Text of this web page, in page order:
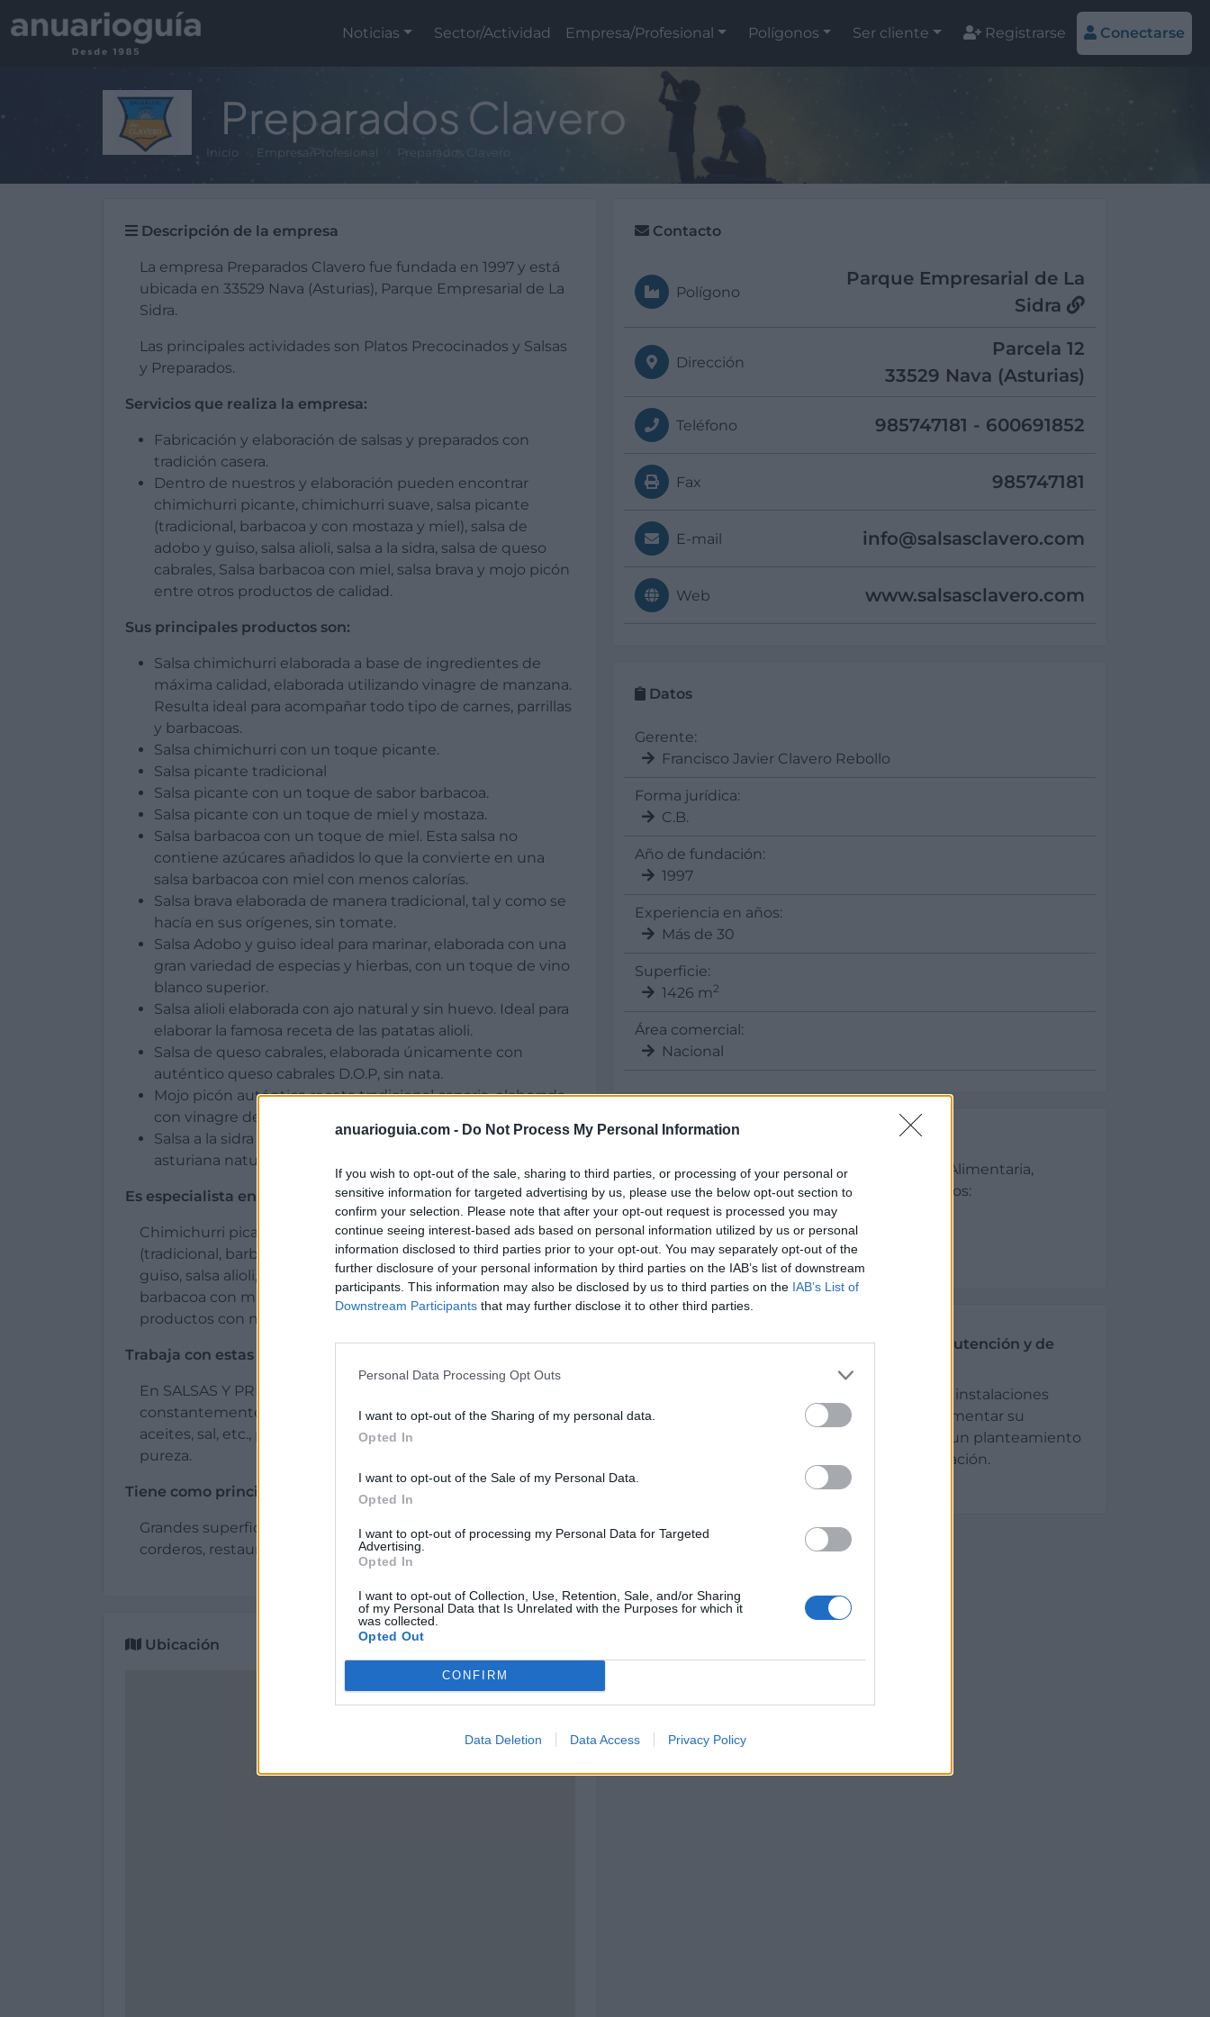
anuarioguia.com - Do Not Process My Personal Information
If you wish to opt-out of the sale, sharing to third parties, or processing of your personal or
sensitive information for targeted advertising by us, please use the below opt-out section to
confirm your selection. Please note that after your opt-out request is processed you may
continue seeing interest-based ads based on personal information utilized by us or personal
information disclosed to third parties prior to your opt-out. You may separately opt-out of the
further disclosure of your personal information by third parties on the IAB’s list of downstream
participants. This information may also be disclosed by us to third parties on the IAB’s List of
Downstream Participants that may further disclose it to other third parties.
Personal Data Processing Opt Outs
I want to opt-out of the Sharing of my personal data.
Opted In
I want to opt-out of the Sale of my Personal Data.
Opted In
I want to opt-out of processing my Personal Data for Targeted
Advertising.
Opted In
I want to opt-out of Collection, Use, Retention, Sale, and/or Sharing
of my Personal Data that Is Unrelated with the Purposes for which it
was collected.
Opted Out
CONFIRM
Data Deletion Data Access Privacy Policy
Noticias Sector/Actividad Empresa/Profesional Polígonos Ser cliente Registrarse Conectarse
Preparados Clavero
Inicio Empresa/Profesional Preparados Clavero
Descripción de la empresa
La empresa Preparados Clavero fue fundada en 1997 y está
ubicada en 33529 Nava (Asturias), Parque Empresarial de La
Sidra.
Las principales actividades son Platos Precocinados y Salsas
y Preparados.
Servicios que realiza la empresa:
Fabricación y elaboración de salsas y preparados con
tradición casera.
Dentro de nuestros y elaboración pueden encontrar
chimichurri picante, chimichurri suave, salsa picante
(tradicional, barbacoa y con mostaza y miel), salsa de
adobo y guiso, salsa alioli, salsa a la sidra, salsa de queso
cabrales, Salsa barbacoa con miel, salsa brava y mojo picón
entre otros productos de calidad.
Sus principales productos son:
Salsa chimichurri elaborada a base de ingredientes de
máxima calidad, elaborada utilizando vinagre de manzana.
Resulta ideal para acompañar todo tipo de carnes, parrillas
y barbacoas.
Salsa chimichurri con un toque picante.
Salsa picante tradicional
Salsa picante con un toque de sabor barbacoa.
Salsa picante con un toque de miel y mostaza.
Salsa barbacoa con un toque de miel. Esta salsa no
contiene azúcares añadidos lo que la convierte en una
salsa barbacoa con miel con menos calorías.
Salsa brava elaborada de manera tradicional, tal y como se
hacía en sus orígenes, sin tomate.
Salsa Adobo y guiso ideal para marinar, elaborada con una
gran variedad de especias y hierbas, con un toque de vino
blanco superior.
Salsa alioli elaborada con ajo natural y sin huevo. Ideal para
elaborar la famosa receta de las patatas alioli.
Salsa de queso cabrales, elaborada únicamente con
auténtico queso cabrales D.O.P, sin nata.
Mojo picón auténtica receta tradicional canaria, elaborada
con vinagre de manzana.
Salsa a la sidra elaborada con vinagre de manzana y sidra
asturiana natural.
Es especialista en:
Chimichurri picante, chimichurri suave, salsa picante
(tradicional, barbacoa y con mostaza y miel), salsa de adobo y
guiso, salsa alioli, salsa a la sidra, salsa de queso cabrales, Salsa
barbacoa con miel, salsa brava y mojo picón entre otros
productos con nuevas recetas.
Trabaja con estas materias primas:
En SALSAS Y PREPARADOS CLAVERO, vigilamos
constantemente la calidad de los productos: especias,
aceites, sal, etc., para que sean de la máxima calidad y
pureza.
Tiene como principales clientes a:
Grandes superficies, pequeño comercio, Asadores de
corderos, restaurantes y particulares
Ubicación
Contacto
Polígono
Parque Empresarial de La
Sidra
Dirección
Parcela 12
33529 Nava (Asturias)
Teléfono 985747181 - 600691852
Fax 985747181
E-mail info@salsasclavero.com
Web www.salsasclavero.com
Datos
Gerente:
Francisco Javier Clavero Rebollo
Forma jurídica:
C.B.
Año de fundación:
1997
Experiencia en años:
Más de 30
Superficie:
1426 m2
Área comercial:
Nacional
Sectores y actividades
Alimentación y Bebidas - Lácteos, Industria Alimentaria,
Gourmet, Productos, Servicios, Equipamientos:
Platos Precocinados
Salsas y Preparados
Instalaciones, maquinaria, medios de manutención y de
Disponemos de unas amplias y renovadas instalaciones
dotadas con la maquinaria precisa para aumentar su
capacidad de producción, siempre desde un planteamiento
artesano en cuanto a concepción y elaboración.